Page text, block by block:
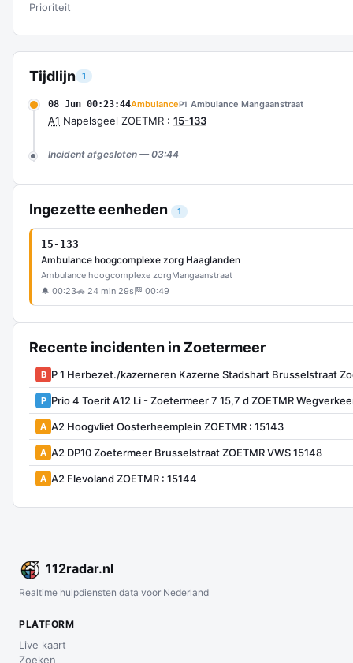
Tijdlijn 1
08 Jun 00:23:44AmbulanceP1 Ambulance Mangaanstraat
A1 Napelsgeel ZOETMR : 15-133
Incident afgesloten — 03:44
Ingezette eenheden 1
15-133
Ambulance hoogcomplexe zorg Haaglanden
Ambulance hoogcomplexe zorgMangaanstraat
🔔 00:23🚗 24 min 29s 🏁 00:49
Recente incidenten in Zoetermeer
B P 1 Herbezet./kazerneren Kazerne Stadshart Brusselstraat
P Prio 4 Toerit A12 Li - Zoetermeer 7 15,7 d ZOETMR
A A2 Hoogvliet Oosterheemplein ZOETMR : 15143
A A2 DP10 Zoetermeer Brusselstraat ZOETMR VWS 15148
A A2 Flevoland ZOETMR : 15144
Prioriteit
112radar.nl
Realtime hulpdiensten data voor Nederland
PLATFORM
Live kaart
Zoeken